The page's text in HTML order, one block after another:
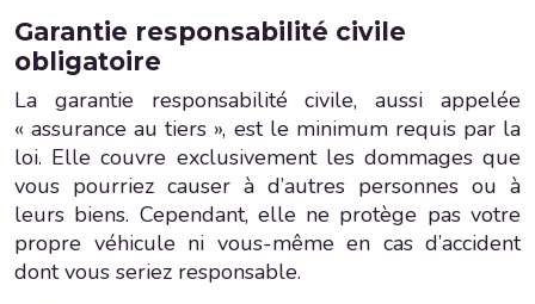
Garantie responsabilité civile
obligatoire
La garantie responsabilité civile, aussi appelée
« assurance au tiers », est le minimum requis par la
loi. Elle couvre exclusivement les dommages que
vous pourriez causer à d’autres personnes ou à
leurs biens. Cependant, elle ne protège pas votre
propre véhicule ni vous-même en cas d’accident
dont vous seriez responsable.